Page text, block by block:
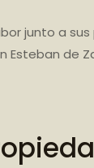
junto a
de